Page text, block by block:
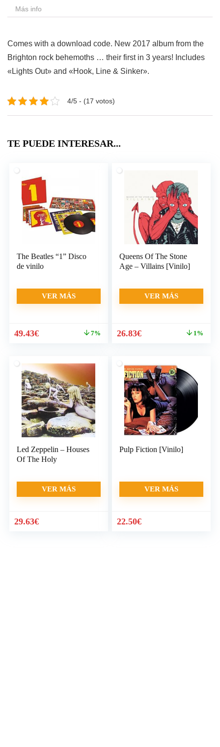
Más info
Comes with a download code. New 2017 album from the
Brighton rock behemoths … their first in 3 years! Includes
«Lights Out» and «Hook, Line & Sinker».
4/5 - (17 votos)
TE PUEDE INTERESAR...
The Beatles “1” Disco
de vinilo
VER MÁS
El
era:
52.99€.
49.43€El
es:
49.43€.
7%
Queens Of The Stone
Age – Villains [Vinilo]
VER MÁS
El
era:
26.99€.
26.83€El
es:
26.83€.
1%
Led Zeppelin – Houses
Of The Holy
VER MÁS
29.63€
Pulp Fiction [Vinilo]
VER MÁS
22.50€